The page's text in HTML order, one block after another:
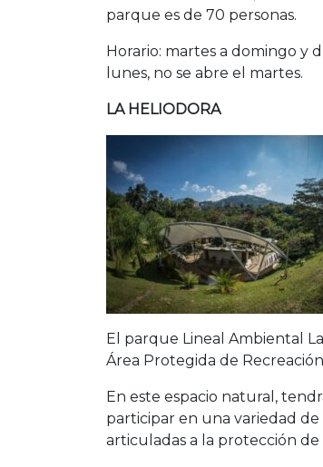
parque es de 70 personas.
Horario: martes a domingo y
lunes, no se abre el martes.
LA HELIODORA
El parque Lineal Ambiental
Área Protegida de
En este espacio natural,
participar en una variedad
articuladas a la protección